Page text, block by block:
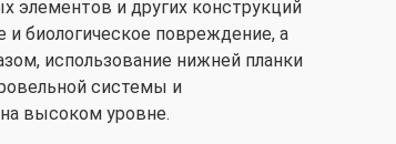
элементов и других конструкций
и биологическое повреждение, а
использование нижней планки
системы и
высоком уровне.